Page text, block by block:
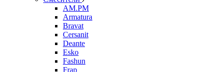
AM.PM
Armatura
Bravat
Cersanit
Deante
Esko
Fashun
Frap